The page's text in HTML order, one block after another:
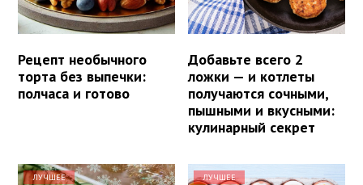
Рецепт необычного
торта без выпечки:
полчаса и готово
Добавьте всего 2
ложки — и котлеты
получаются сочными,
пышными и вкусными:
кулинарный секрет
ЛУЧШЕЕ ЛУЧШЕЕ